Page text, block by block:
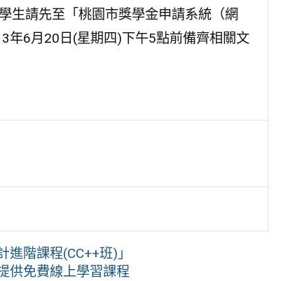
生請先至「桃園市獎學金申請系統（網
年6月20日(星期四)下午5點前備齊相關文
階課程(CC++班)」
供免費線上學習課程